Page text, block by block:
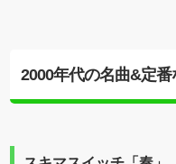
2000年代の名曲&定